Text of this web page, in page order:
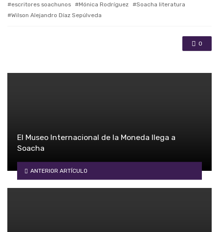
escritores soachunos
Mónica Rodríguez
Soacha literatura
Wilson Alejandro Díaz Sepúlveda
0
El Museo Internacional de la Moneda llega a
Soacha
ANTERIOR ARTÍCULO